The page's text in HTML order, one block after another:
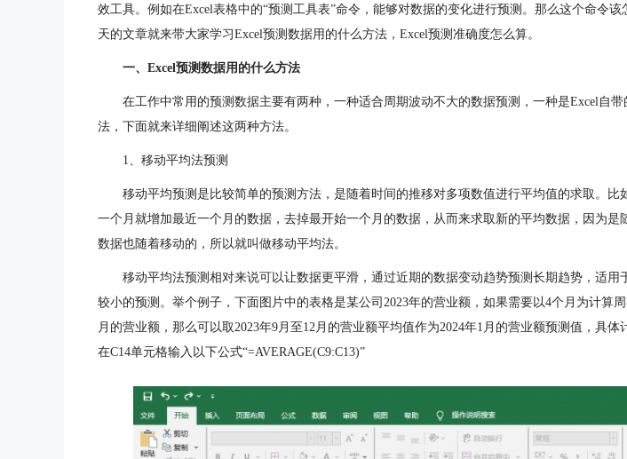
效工具。例如在Excel表格中的“预测工具表”命令，能够对数据的变化进行预测。那么这个命令该
天的文章就来带大家学习Excel预测数据用的什么方法，Excel预测准确度怎么算。
一、Excel预测数据用的什么方法
在工作中常用的预测数据主要有两种，一种适合周期波动不大的数据预测，一种是Excel自
法，下面就来详细阐述这两种方法。
1、移动平均法预测
移动平均预测是比较简单的预测方法，是随着时间的推移对多项数值进行平均值的求取。比
一个月就增加最近一个月的数据，去掉最开始一个月的数据，从而来求取新的平均数据，因为是
数据也随着移动的，所以就叫做移动平均法。
移动平均法预测相对来说可以让数据更平滑，通过近期的数据变动趋势预测长期趋势，适用
较小的预测。举个例子，下面图片中的表格是某公司2023年的营业额，如果需要以4个月为计算周
月的营业额，那么可以取2023年9月至12月的营业额平均值作为2024年1月的营业额预测值，具体
在C14单元格输入以下公式“=AVERAGE(C9:C13)”